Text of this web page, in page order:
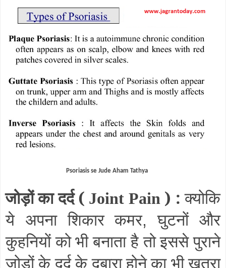
Psoriasis se Jude Aham Tathya
जोड़ों का दर्द ( Joint Pain ) : क्योकि
ये अपना शिकार कमर,
घुटनों और
कुहनियों को भी बनाता है तो इससे पुराने
जोड़ों के दर्द के दुबारा होने का भी खतरा